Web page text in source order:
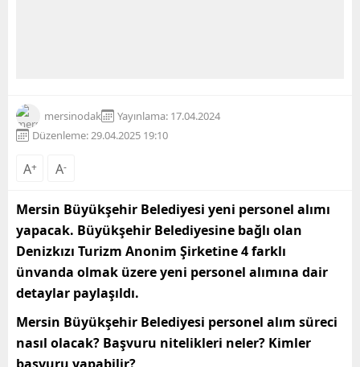
mersinodak
Yayınlama: 17.04.2024
Düzenleme: 29.04.2025 19:10
A+ A-
Mersin Büyükşehir Belediyesi yeni personel alımı
yapacak. Büyükşehir Belediyesine bağlı olan
Denizkızı Turizm Anonim Şirketine 4 farklı
ünvanda olmak üzere yeni personel alımına dair
detaylar paylaşıldı.
Mersin Büyükşehir Belediyesi personel alım süreci
nasıl olacak? Başvuru nitelikleri neler? Kimler
başvuru yapabilir?